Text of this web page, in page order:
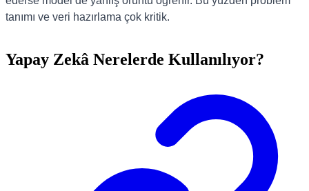
tanımı ve veri hazırlama çok kritik.
Yapay Zekâ Nerelerde Kullanılıyor?